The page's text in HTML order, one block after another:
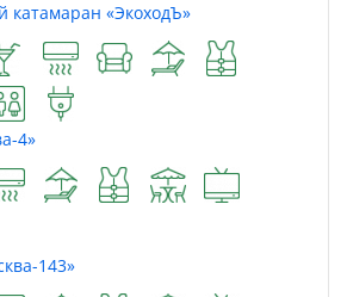
катамаран «ЭкоходЪ»
4»
143»